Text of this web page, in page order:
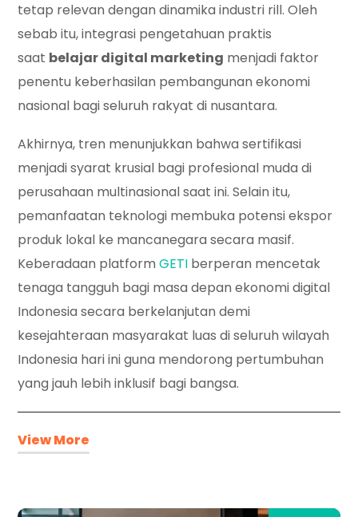
tetap relevan dengan dinamika industri rill. Oleh
sebab itu, integrasi pengetahuan praktis
saat belajar digital marketing menjadi faktor
penentu keberhasilan pembangunan ekonomi
nasional bagi seluruh rakyat di nusantara.
Akhirnya, tren menunjukkan bahwa sertifikasi
menjadi syarat krusial bagi profesional muda di
perusahaan multinasional saat ini. Selain itu,
pemanfaatan teknologi membuka potensi ekspor
produk lokal ke mancanegara secara masif.
Keberadaan platform GETI berperan mencetak
tenaga tangguh bagi masa depan ekonomi digital
Indonesia secara berkelanjutan demi
kesejahteraan masyarakat luas di seluruh wilayah
Indonesia hari ini guna mendorong pertumbuhan
yang jauh lebih inklusif bagi bangsa.
View More